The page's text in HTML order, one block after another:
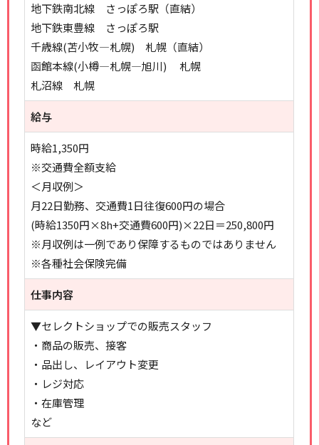
地下鉄南北線 さっぽろ駅（直結）
地下鉄東豊線 さっぽろ駅
千歳線(苫小牧―札幌) 札幌（直結）
函館本線(小樽―札幌―旭川) 札幌
札沼線 札幌
給与
時給1,350円
※交通費全額支給
＜月収例＞
月22日勤務、交通費1日往復600円の場合
(時給1350円×8h+交通費600円)×22日＝250,800円
※月収例は一例であり保障するものではありません
※各種社会保険完備
仕事内容
▼セレクトショップでの販売スタッフ
・商品の販売、接客
・品出し、レイアウト変更
・レジ対応
・在庫管理
など